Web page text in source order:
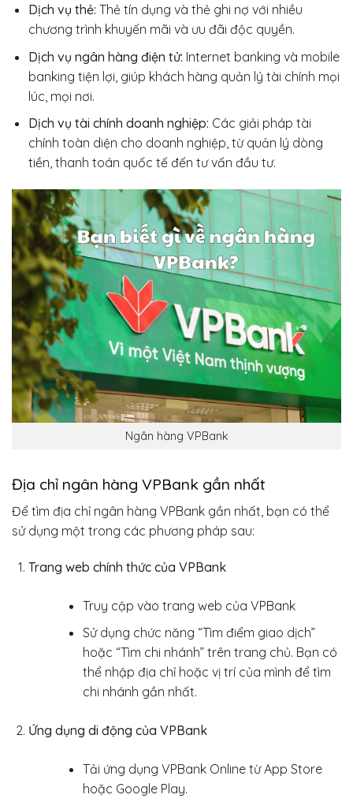
Dịch vụ thẻ: Thẻ tín dụng và thẻ ghi nợ với nhiều
chương trình khuyến mãi và ưu đãi độc quyền.
Dịch vụ ngân hàng điện tử: Internet banking và mobile
banking tiện lợi, giúp khách hàng quản lý tài chính mọi
lúc, mọi nơi.
Dịch vụ tài chính doanh nghiệp: Các giải pháp tài
chính toàn diện cho doanh nghiệp, từ quản lý dòng
tiền, thanh toán quốc tế đến tư vấn đầu tư.
Ngân hàng VPBank
Địa chỉ ngân hàng VPBank gần nhất
Để tìm địa chỉ ngân hàng VPBank gần nhất, bạn có thể
sử dụng một trong các phương pháp sau:
Trang web chính thức của VPBank
Truy cập vào trang web của VPBank
Sử dụng chức năng “Tìm điểm giao dịch”
hoặc “Tìm chi nhánh” trên trang chủ. Bạn có
thể nhập địa chỉ hoặc vị trí của mình để tìm
chi nhánh gần nhất.
Ứng dụng di động của VPBank
Tải ứng dụng VPBank Online từ App Store
hoặc Google Play.